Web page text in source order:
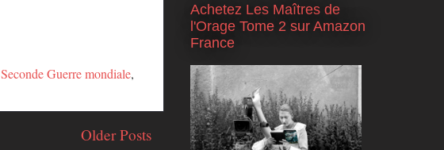
Seconde Guerre mondiale,
Older Posts
Achetez Les Maîtres de
l'Orage Tome 2 sur Amazon
France